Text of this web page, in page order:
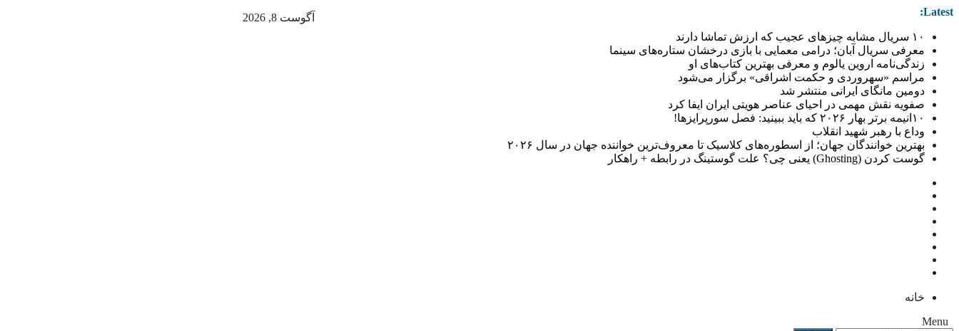
آگوست 8, 2026 Latest:
۱۰ سریال مشابه چیزهای عجیب که ارزش تماشا دارند
معرفی سریال آبان؛ درامی معمایی با بازی درخشان ستاره‌های سینما
زندگی‌نامه اروین یالوم و معرفی بهترین کتاب‌های او
مراسم «سهروردی و حکمت اشراقی» برگزار می‌شود
دومین مانگای ایرانی منتشر شد
صفویه نقش مهمی در احیای عناصر هویتی ایران ایفا کرد
۱۰انیمه برتر بهار ۲۰۲۶ که باید ببینید: فصل سورپرایزها!
وداع با رهبر شهید انقلاب
بهترین خوانندگان جهان؛ از اسطوره‌های کلاسیک تا معروف‌ترین خواننده جهان در سال ۲۰۲۶
گوست کردن (Ghosting) یعنی چی؟ علت گوستینگ در رابطه + راهکار
خانه
Menu